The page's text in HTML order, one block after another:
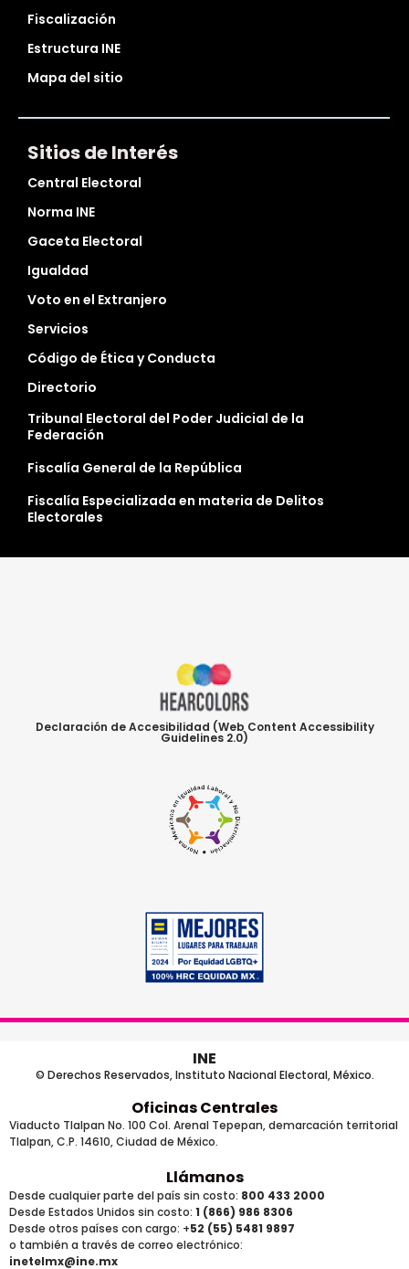
Fiscalización
Estructura INE
Mapa del sitio
Sitios de Interés
Central Electoral
Norma INE
Gaceta Electoral
Igualdad
Voto en el Extranjero
Servicios
Código de Ética y Conducta
Directorio
Tribunal Electoral del Poder Judicial de la
Federación
Fiscalía General de la República
Fiscalía Especializada en materia de Delitos
Electorales
Declaración de Accesibilidad (Web Content Accessibility
Guidelines 2.0)
INE
© Derechos Reservados, Instituto Nacional Electoral, México.
Oficinas Centrales
Viaducto Tlalpan No. 100 Col. Arenal Tepepan, demarcación territorial
Tlalpan, C.P. 14610, Ciudad de México.
Llámanos
Desde cualquier parte del país sin costo: 800 433 2000
Desde Estados Unidos sin costo: 1 (866) 986 8306
Desde otros países con cargo: +52 (55) 5481 9897
o también a través de correo electrónico:
inetelmx@ine.mx